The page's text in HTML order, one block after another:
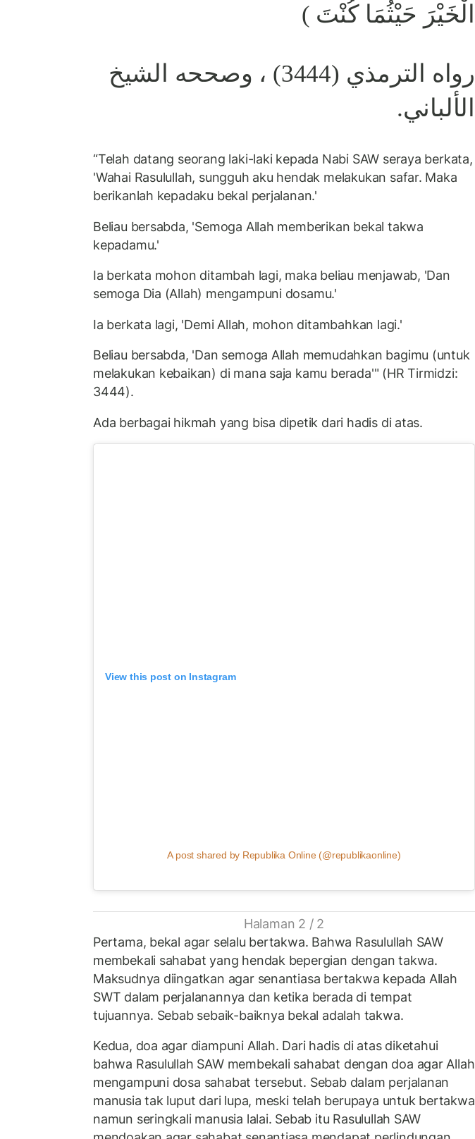
الْخَيْرَ حَيْثُمَا كُنْتَ )
رواه الترمذي (3444) ، وصححه الشيخ
الألباني.
“Telah datang seorang laki-laki kepada Nabi SAW seraya berkata,
'Wahai Rasulullah, sungguh aku hendak melakukan safar. Maka
berikanlah kepadaku bekal perjalanan.'
Beliau bersabda, 'Semoga Allah memberikan bekal takwa
kepadamu.'
Ia berkata mohon ditambah lagi, maka beliau menjawab, 'Dan
semoga Dia (Allah) mengampuni dosamu.'
Ia berkata lagi, 'Demi Allah, mohon ditambahkan lagi.'
Beliau bersabda, 'Dan semoga Allah memudahkan bagimu (untuk
melakukan kebaikan) di mana saja kamu berada'" (HR Tirmidzi:
3444).
Ada berbagai hikmah yang bisa dipetik dari hadis di atas.
View this post on Instagram
A post shared by Republika Online (@republikaonline)
Halaman 2 / 2
Pertama, bekal agar selalu bertakwa. Bahwa Rasulullah SAW
membekali sahabat yang hendak bepergian dengan takwa.
Maksudnya diingatkan agar senantiasa bertakwa kepada Allah
SWT dalam perjalanannya dan ketika berada di tempat
tujuannya. Sebab sebaik-baiknya bekal adalah takwa.
Kedua, doa agar diampuni Allah. Dari hadis di atas diketahui
bahwa Rasulullah SAW membekali sahabat dengan doa agar Allah
mengampuni dosa sahabat tersebut. Sebab dalam perjalanan
manusia tak luput dari lupa, meski telah berupaya untuk bertakwa
namun seringkali manusia lalai. Sebab itu Rasulullah SAW